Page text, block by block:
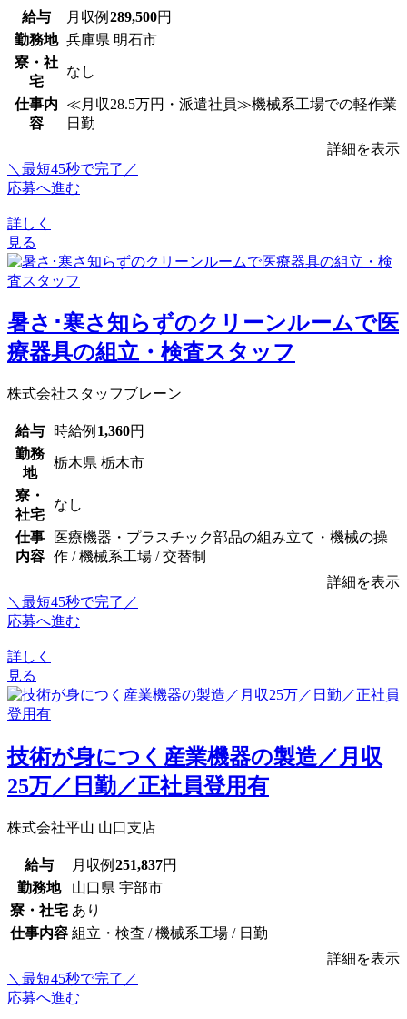
給与 月収例 289,500円
勤務地 兵庫県 明石市
寮・社
宅
なし
仕事内
容
≪月収28.5万円・派遣社員≫機械系工場での軽作業
日勤
詳細を表示
＼最短45秒で完了／
応募へ進む
詳しく
見る
暑さ･寒さ知らずのクリーンルームで医
療器具の組立・検査スタッフ
株式会社スタッフブレーン
給与 時給例 1,360円
勤務
地
栃木県 栃木市
寮・
社宅
なし
仕事
内容
医療機器・プラスチック部品の組み立て・機械の操
作 / 機械系工場 / 交替制
詳細を表示
＼最短45秒で完了／
応募へ進む
詳しく
見る
技術が身につく産業機器の製造／月収
25万／日勤／正社員登用有
株式会社平山 山口支店
給与 月収例 251,837円
勤務地
山口県 宇部市
寮・社宅 あり
仕事内容 組立・検査 / 機械系工場 / 日勤
詳細を表示
＼最短45秒で完了／
応募へ進む